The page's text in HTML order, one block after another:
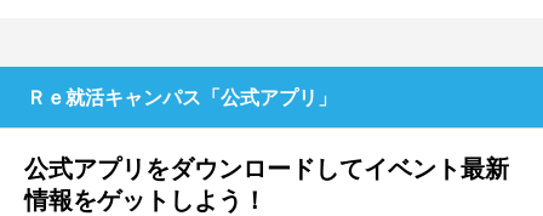
Ｒｅ就活キャンパス「公式アプリ」
公式アプリをダウンロードしてイベント最新
情報をゲットしよう！